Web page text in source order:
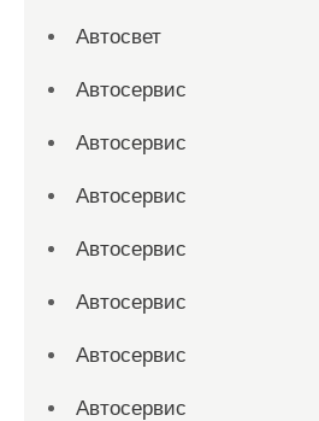
Автосвет
Автосервис
Автосервис
Автосервис
Автосервис
Автосервис
Автосервис
Автосервис